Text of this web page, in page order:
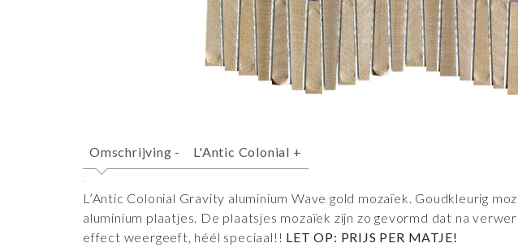
Omschrijving - L'Antic Colonial +
L’Antic Colonial Gravity aluminium Wave gold mozaïek. Goudkleurig
aluminium plaatjes. De plaatsjes mozaïek zijn zo gevormd dat na
effect weergeeft, héél speciaal!! LET OP: PRIJS PER MATJE!